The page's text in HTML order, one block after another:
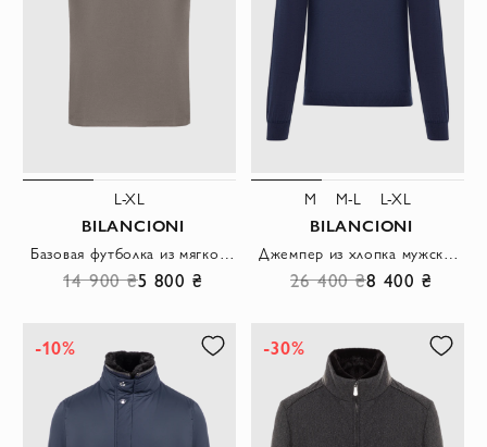
L-XL
BILANCIONI
Базовая футболка из мягкого трикотажа в цвете какао
14 900 ₴5 800 ₴
M M-L L-XL
BILANCIONI
Джемпер из хлопка мужской синий тонкий с круглым вырезом
26 400 ₴8 400 ₴
-10% -30%